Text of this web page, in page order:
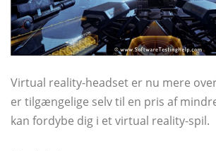
Virtual reality-headset er nu mere
er tilgængelige selv til en pris af
kan fordybe dig i et virtual reality-spil.